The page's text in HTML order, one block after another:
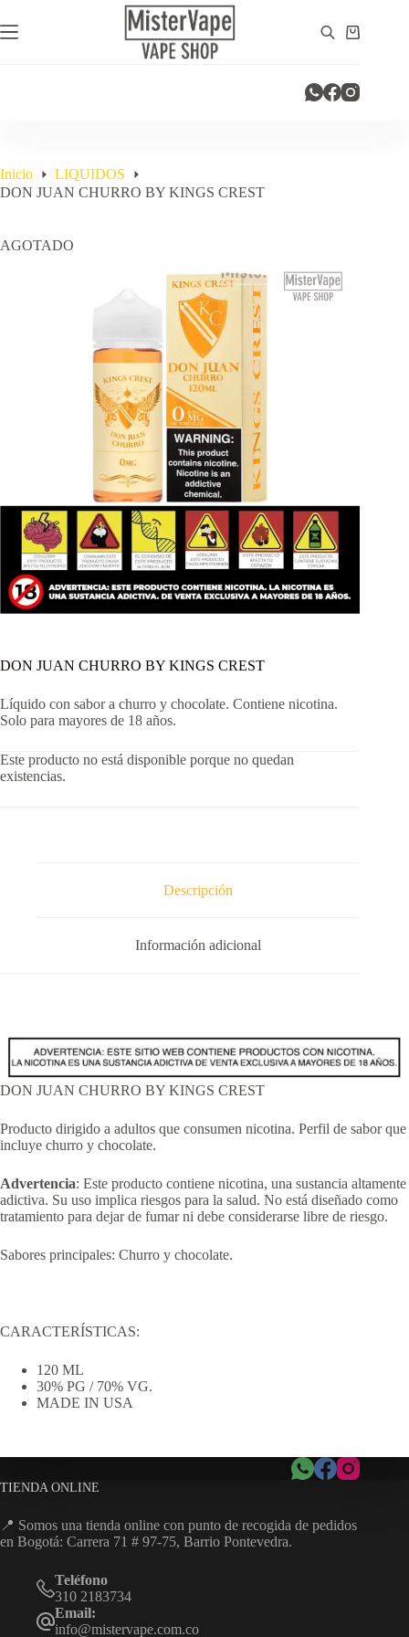
al
contenido
Carro
Inicio
LIQUIDOS
DON JUAN CHURRO BY KINGS CREST
AGOTADO
DON JUAN CHURRO BY KINGS CREST
Líquido con sabor a churro y chocolate. Contiene nicotina.
Solo para mayores de 18 años.
Este producto no está disponible porque no quedan
existencias.
Descripción
Información adicional
DON JUAN CHURRO BY KINGS CREST
Producto dirigido a adultos que consumen nicotina. Perfil de sabor que
incluye churro y chocolate.
Advertencia: Este producto contiene nicotina, una sustancia altamente
adictiva. Su uso implica riesgos para la salud. No está diseñado como
tratamiento para dejar de fumar ni debe considerarse libre de riesgo.
Sabores principales: Churro y chocolate.
CARACTERÍSTICAS:
120 ML
30% PG / 70% VG.
MADE IN USA
TIENDA ONLINE
📍 Somos una tienda online con punto de recogida de pedidos
en Bogotá: Carrera 71 # 97-75, Barrio Pontevedra.
Teléfono
310 2183734
Email:
info@mistervape.com.co